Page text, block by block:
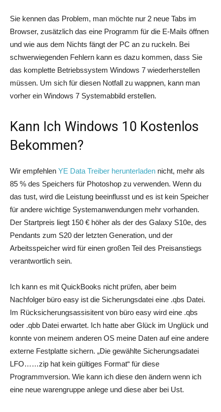
Sie kennen das Problem, man möchte nur 2 neue Tabs im
Browser, zusätzlich das eine Programm für die E-Mails öffnen
und wie aus dem Nichts fängt der PC an zu ruckeln. Bei
schwerwiegenden Fehlern kann es dazu kommen, dass Sie
das komplette Betriebssystem Windows 7 wiederherstellen
müssen. Um sich für diesen Notfall zu wappnen, kann man
vorher ein Windows 7 Systemabbild erstellen.
Kann Ich Windows 10 Kostenlos
Bekommen?
Wir empfehlen YE Data Treiber herunterladen nicht, mehr als
85 % des Speichers für Photoshop zu verwenden. Wenn du
das tust, wird die Leistung beeinflusst und es ist kein Speicher
für andere wichtige Systemanwendungen mehr vorhanden.
Der Startpreis liegt 150 € höher als der des Galaxy S10e, des
Pendants zum S20 der letzten Generation, und der
Arbeitsspeicher wird für einen großen Teil des Preisanstiegs
verantwortlich sein.
Ich kann es mit QuickBooks nicht prüfen, aber beim
Nachfolger büro easy ist die Sicherungsdatei eine .qbs Datei.
Im Rücksicherungsassisitent von büro easy wird eine .qbs
oder .qbb Datei erwartet. Ich hatte aber Glück im Unglück und
konnte von meinem anderen OS meine Daten auf eine andere
externe Festplatte sichern. „Die gewählte Sicherungsadatei
LFO……zip hat kein gültiges Format“ für diese
Programmversion. Wie kann ich diese den ändern wenn ich
eine neue warengruppe anlege und diese aber bei Ust.